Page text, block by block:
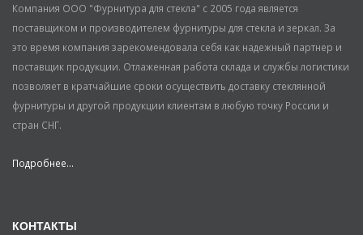
Компания ООО "Фурнитура для стекла" с 2005 года является
поставщиком и производителем фурнитуры для стекла и зеркал. За
это время компания зарекомендовала себя как надежный партнер и
поставщик продукции. Отлаженная работа склада и службы логистики
позволяет в кратчайшие сроки осуществить доставку стеклянной
фурнитуры и другой продукции клиентам в любую точку России и
стран СНГ.
Подробнее...
КОНТАКТЫ